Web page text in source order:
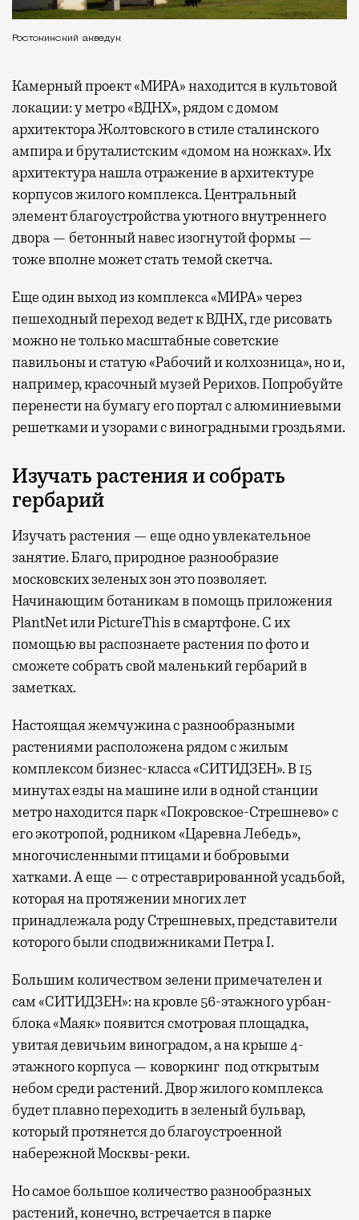
Ростокинский акведук
Камерный проект «МИРА» находится в культовой
локации: у метро «ВДНХ», рядом с домом
архитектора Жолтовского в стиле сталинского
ампира и бруталистским «домом на ножках». Их
архитектура нашла отражение в архитектуре
корпусов жилого комплекса. Центральный
элемент благоустройства уютного внутреннего
двора — бетонный навес изогнутой формы —
тоже вполне может стать темой скетча.
Еще один выход из комплекса «МИРА» через
пешеходный переход ведет к ВДНХ, где рисовать
можно не только масштабные советские
павильоны и статую «Рабочий и колхозница», но и,
например, красочный музей Рерихов. Попробуйте
перенести на бумагу его портал с алюминиевыми
решетками и узорами с виноградными гроздьями.
Изучать растения и собрать
гербарий
Изучать растения — еще одно увлекательное
занятие. Благо, природное разнообразие
московских зеленых зон это позволяет.
Начинающим ботаникам в помощь приложения
PlantNet или PictureThis в смартфоне. С их
помощью вы распознаете растения по фото и
сможете собрать свой маленький гербарий в
заметках.
Настоящая жемчужина с разнообразными
растениями расположена рядом с жилым
комплексом бизнес-класса «СИТИДЗЕН». В 15
минутах езды на машине или в одной станции
метро находится парк «Покровское-Стрешнево» с
его экотропой, родником «Царевна Лебедь»,
многочисленными птицами и бобровыми
хатками. А еще — с отреставрированной усадьбой,
которая на протяжении многих лет
принадлежала роду Стрешневых, представители
которого были сподвижниками Петра I.
Большим количеством зелени примечателен и
сам «СИТИДЗЕН»: на кровле 56-этажного урбан-
блока «Маяк» появится смотровая площадка,
увитая девичьим виноградом, а на крыше 4-
этажного корпуса — коворкинг под открытым
небом среди растений. Двор жилого комплекса
будет плавно переходить в зеленый бульвар,
который протянется до благоустроенной
набережной Москвы-реки.
Но самое большое количество разнообразных
растений, конечно, встречается в парке